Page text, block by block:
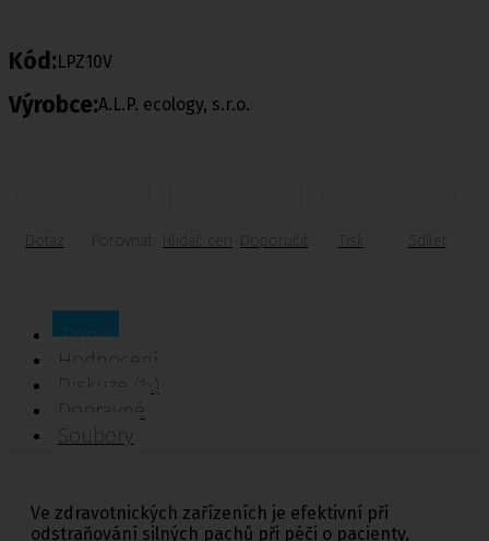
Kód:LPZ10V
Výrobce:A.L.P. ecology, s.r.o.
Dotaz Porovnat Doporučit Tisk Sdílet
Popis
Hodnocení
Diskuze
(1x)
Dopravné
Soubory
Ve zdravotnických zařízeních je efektivní při
odstraňování silných pachů při péči o pacienty,